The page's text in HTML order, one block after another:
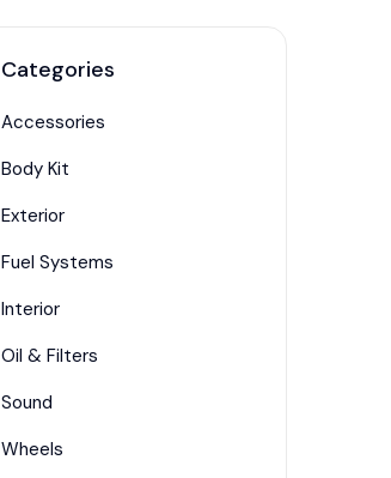
Categories
Accessories
Body Kit
Exterior
Fuel Systems
Interior
Oil & Filters
Sound
Wheels